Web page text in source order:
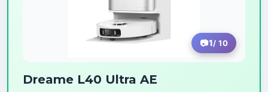
1/ 10
Dreame L40 Ultra AE